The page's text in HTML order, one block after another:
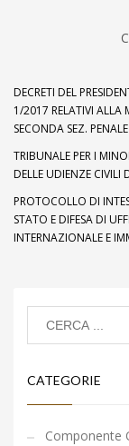
DECRETI DEL
1/2017 RELATIVI ALLA
SECONDA SEZ. PENALE
TRIBUNALE PER I
DELLE UDIENZE CIVILI
PROTOCOLLO DI
STATO E DIFESA DI
INTERNAZIONALE E
CATEGORIE
Componente